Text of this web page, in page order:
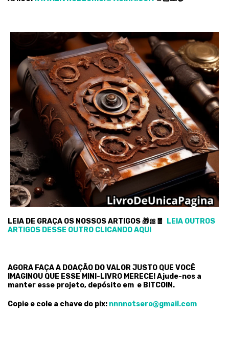
LEIA DE GRAÇA OS NOSSOS ARTIGOS 🎁🎀🧧
LEIA OUTROS
ARTIGOS DESSE OUTRO CLICANDO AQUI
AGORA FAÇA A DOAÇÃO DO VALOR JUSTO QUE VOCÊ
IMAGINOU QUE ESSE MINI-LIVRO MERECE! Ajude-nos a
manter esse projeto, depósito em e BITCOIN.
Copie e cole a chave do pix: nnnnotsero@gmail.com